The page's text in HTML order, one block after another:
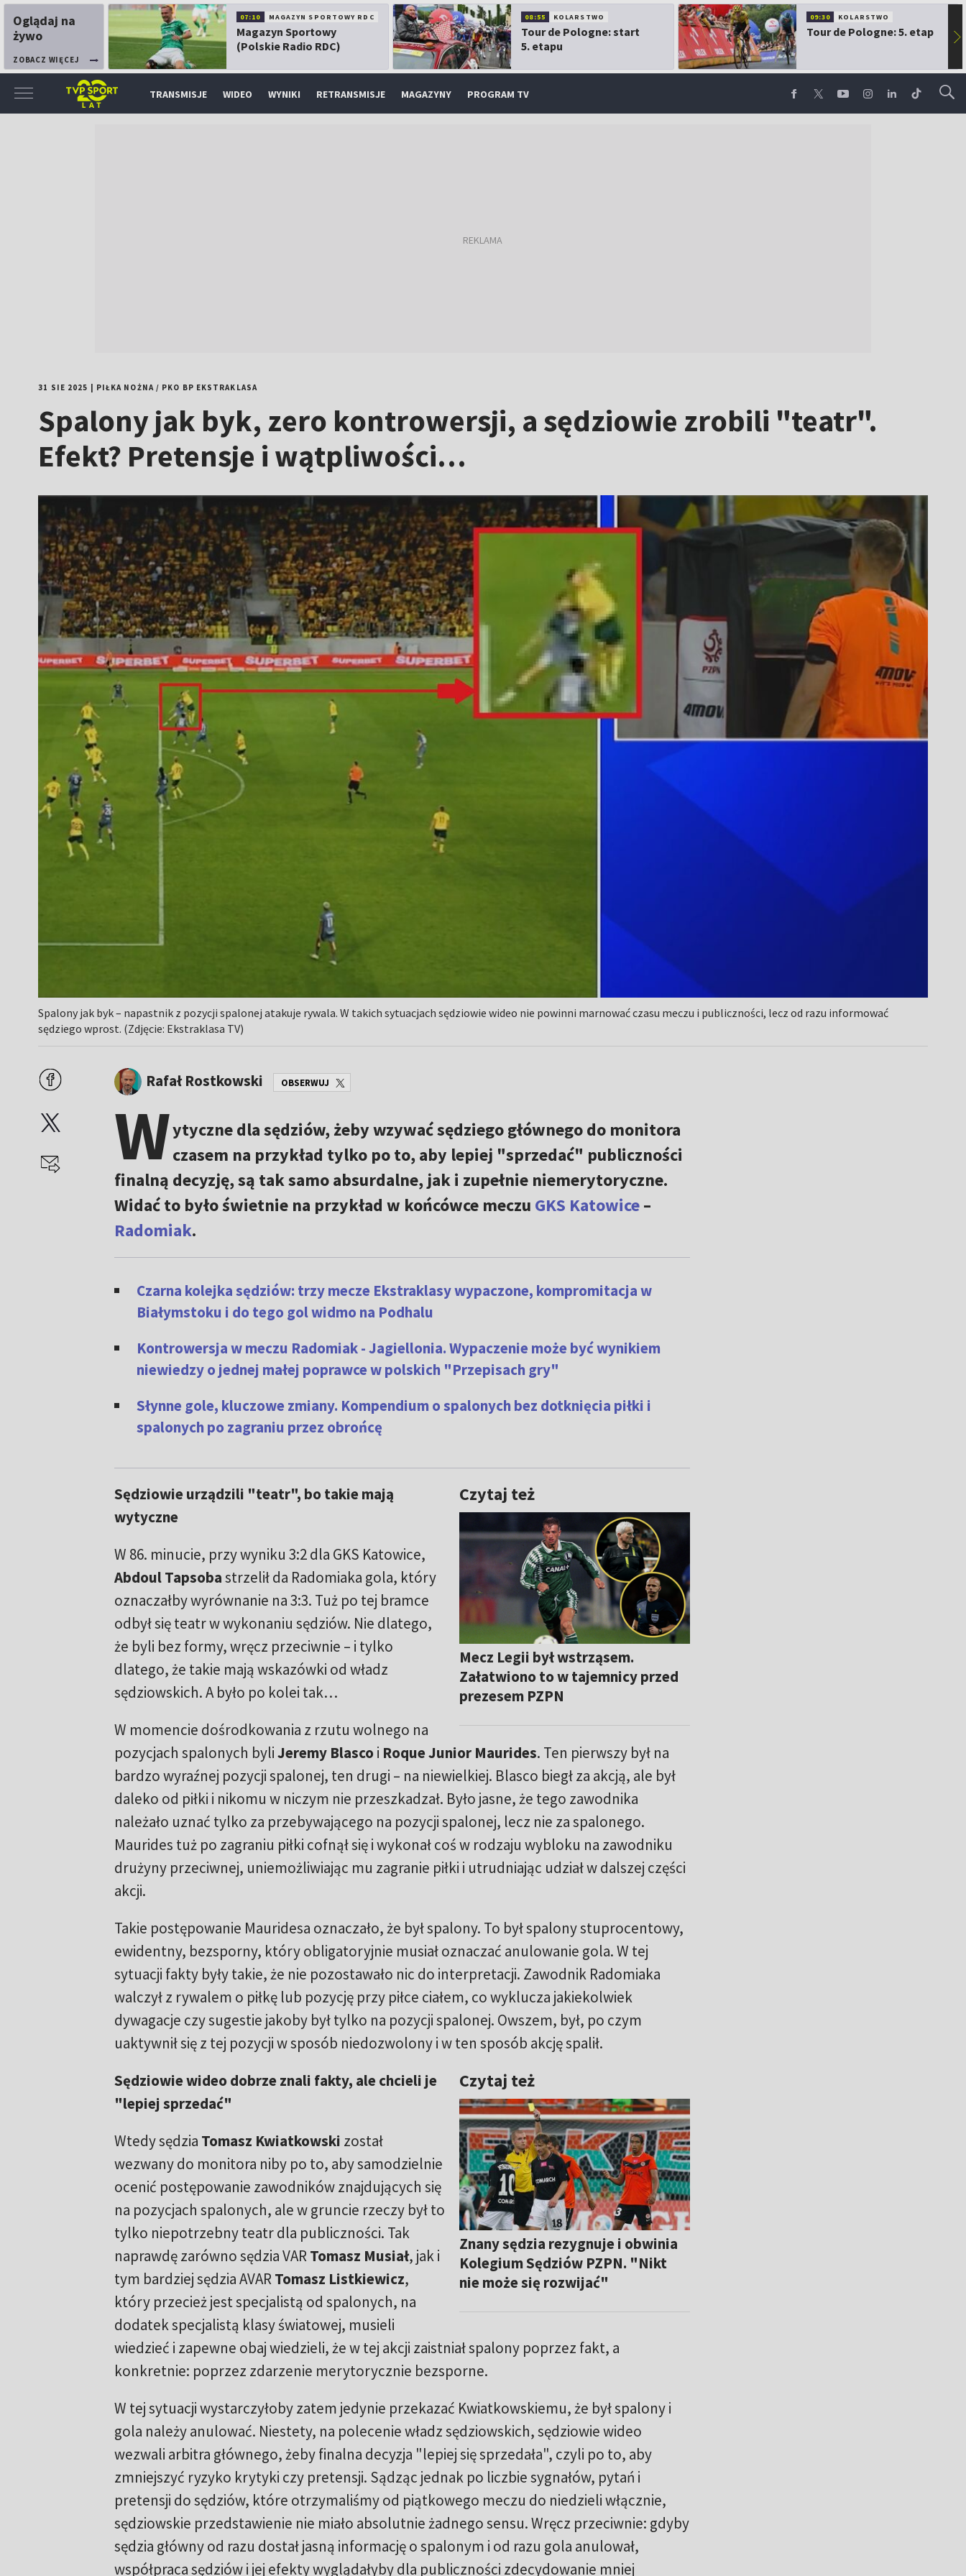
Oglądaj na
żywo
ZOBACZ WIĘCEJ
07:10 MAGAZYN SPORTOWY RDC
Magazyn Sportowy
(Polskie Radio RDC)
08:55 KOLARSTWO
Tour de Pologne: start
5. etapu
09:30 KOLARSTWO
Tour de Pologne: 5. etap ▶
TRANSMISJE WIDEO WYNIKI RETRANSMISJE MAGAZYNY PROGRAM TV
31 SIE 2025 PIŁKA NOŻNA/ PKO BP EKSTRAKLASA
Spalony jak byk, zero kontrowersji, a sędziowie zrobili "teatr".
Efekt? Pretensje i wątpliwości…
Spalony jak byk – napastnik z pozycji spalonej atakuje rywala. W takich sytuacjach sędziowie wideo nie powinni marnować czasu meczu i publiczności, lecz od razu informować
sędziego wprost. (Zdjęcie: Ekstraklasa TV)
Rafał Rostkowski OBSERWUJ
Wytyczne dla sędziów, żeby wzywać sędziego głównego do monitora
czasem na przykład tylko po to, aby lepiej "sprzedać" publiczności
finalną decyzję, są tak samo absurdalne, jak i zupełnie niemerytoryczne.
Widać to było świetnie na przykład w końcówce meczu GKS Katowice–
Radomiak.
Czarna kolejka sędziów: trzy mecze Ekstraklasy wypaczone, kompromitacja w
Białymstoku i do tego gol widmo na Podhalu
Kontrowersja w meczu Radomiak - Jagiellonia. Wypaczenie może być wynikiem
niewiedzy o jednej małej poprawce w polskich "Przepisach gry"
Słynne gole, kluczowe zmiany. Kompendium o spalonych bez dotknięcia piłki i
spalonych po zagraniu przez obrońcę
Czytaj też
Mecz Legii był wstrząsem.
Załatwiono to w tajemnicy przed
prezesem PZPN
Sędziowie urządzili "teatr", bo takie mają
wytyczne
W 86. minucie, przy wyniku 3:2 dla GKS Katowice,
Abdoul Tapsobastrzelił da Radomiaka gola, który
oznaczałby wyrównanie na 3:3. Tuż po tej bramce
odbył się teatr w wykonaniu sędziów. Nie dlatego,
że byli bez formy, wręcz przeciwnie – i tylko
dlatego, że takie mają wskazówki od władz
sędziowskich. A było po kolei tak…
W momencie dośrodkowania z rzutu wolnego na
pozycjach spalonych byliJeremy Blasco i Roque Junior Maurides. Ten pierwszy był na
bardzo wyraźnej pozycji spalonej, ten drugi – na niewielkiej. Blasco biegł za akcją, ale był
daleko od piłki i nikomu w niczym nie przeszkadzał. Było jasne, że tego zawodnika
należało uznać tylko za przebywającego na pozycji spalonej, lecz nie za spalonego.
Maurides tuż po zagraniu piłki cofnął się i wykonał coś w rodzaju wybloku na zawodniku
drużyny przeciwnej, uniemożliwiając mu zagranie piłki i utrudniając udział w dalszej części
akcji.
Takie postępowanie Mauridesa oznaczało, że był spalony. To był spalony stuprocentowy,
ewidentny, bezsporny, który obligatoryjnie musiał oznaczać anulowanie gola. W tej
sytuacji fakty były takie, że nie pozostawało nic do interpretacji. Zawodnik Radomiaka
walczył z rywalem o piłkę lub pozycję przy piłce ciałem, co wyklucza jakiekolwiek
dywagacje czy sugestie jakoby był tylko na pozycji spalonej. Owszem, był, po czym
uaktywnił się z tej pozycji w sposób niedozwolony i w ten sposób akcję spalił.
Czytaj też
Znany sędzia rezygnuje i obwinia
Kolegium Sędziów PZPN. "Nikt
nie może się rozwijać"
Sędziowie wideo dobrze znali fakty, ale chcieli je
"lepiej sprzedać"
Wtedy sędzia Tomasz Kwiatkowski został
wezwany do monitora niby po to, aby samodzielnie
ocenić postępowanie zawodników znajdujących się
na pozycjach spalonych, ale w gruncie rzeczy był to
tylko niepotrzebny teatr dla publiczności. Tak
naprawdę zarówno sędzia VARTomasz Musiał, jak i
tym bardziej sędzia AVARTomasz Listkiewicz,
który przecież jest specjalistą od spalonych, na
dodatek specjalistą klasy światowej, musieli
wiedzieć i zapewne obaj wiedzieli, że w tej akcji zaistniał spalony poprzez fakt, a
konkretnie: poprzez zdarzenie merytorycznie bezsporne.
W tej sytuacji wystarczyłoby zatem jedynie przekazać Kwiatkowskiemu, że był spalony i
gola należy anulować. Niestety, na polecenie władz sędziowskich, sędziowie wideo
wezwali arbitra głównego, żeby finalna decyzja "lepiej się sprzedała", czyli po to, aby
zmniejszyć ryzyko krytyki czy pretensji. Sądząc jednak po liczbie sygnałów, pytań i
pretensji do sędziów, które otrzymaliśmy od piątkowego meczu do niedzieli włącznie,
sędziowskie przedstawienie nie miało absolutnie żadnego sensu. Wręcz przeciwnie: gdyby
sędzia główny od razu dostał jasną informację o spalonym i od razu gola anulował,
współpraca sędziów i jej efekty wyglądałyby dla publiczności zdecydowanie mniej